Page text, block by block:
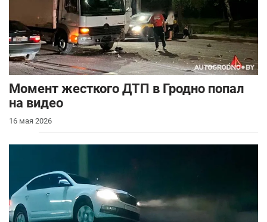
Момент жесткого ДТП в Гродно попал
на видео
16 мая 2026